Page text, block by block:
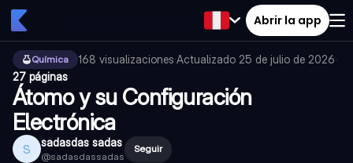
Abrir la app
Química 168 visualizaciones·Actualizado 25 de julio de 2026·
27 páginas
Átomo y su Configuración
Electrónica
S sadasdas sadas
@sadasdassadas
Seguir